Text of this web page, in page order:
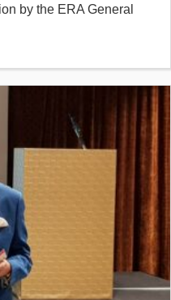
by the ERA General